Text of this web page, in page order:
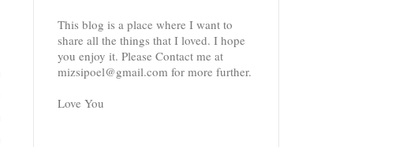
This blog is a place where I want to
share all the things that I loved. I hope
you enjoy it. Please Contact me at
mizsipoel@gmail.com for more further.
Love You